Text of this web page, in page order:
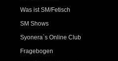
Was ist SM/Fetisch
SM Shows
Syonera`s Online Club
Fragebogen